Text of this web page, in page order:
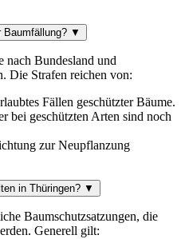
Baumfällung? ▼
nach Bundesland und
Die Strafen reichen von:
Fällen geschützter Bäume.
bei geschützten Arten sind noch
zur Neupflanzung
in Thüringen? ▼
Baumschutzsatzungen, die
Generell gilt: